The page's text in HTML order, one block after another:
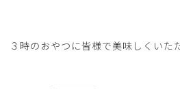
３時のおやつに皆様で美味しくい